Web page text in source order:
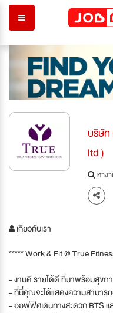
บริษัท
ltd )
หาง
เกี่ยวกับเรา
***** Work & Fit @ True
- งานดี รายได้ดี ที่มาพร้อมสุข
- ที่นี่คุณจะได้แสดงความสามาร
- ออฟฟิศเดินทางสะดวก BTS แ